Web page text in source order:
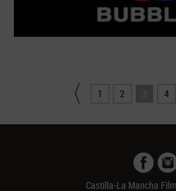
1 2 3 4
Castilla-La Mancha